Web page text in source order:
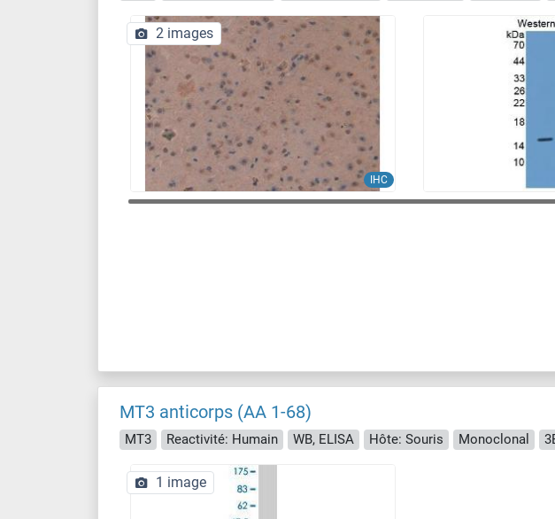
IHC
2 images
MT3 anticorps (AA 1-68)
MT3 Reactivité: Humain WB, ELISA Hôte: Souris Monoclonal
1 image